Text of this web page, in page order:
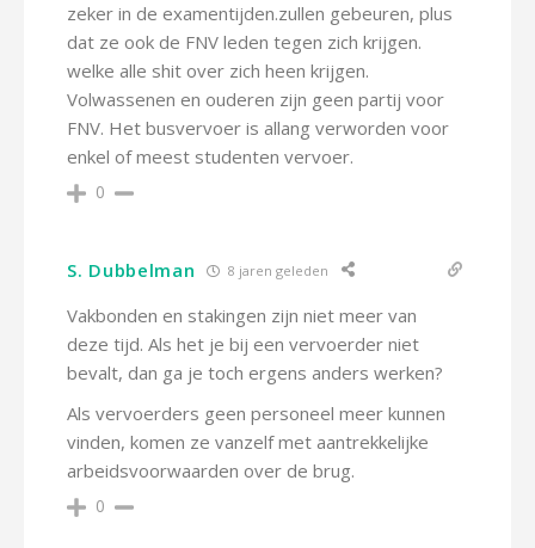
zeker in de examentijden.zullen gebeuren, plus
dat ze ook de FNV leden tegen zich krijgen.
welke alle shit over zich heen krijgen.
Volwassenen en ouderen zijn geen partij voor
FNV. Het busvervoer is allang verworden voor
enkel of meest studenten vervoer.
0
S. Dubbelman 8 jaren geleden
Vakbonden en stakingen zijn niet meer van
deze tijd. Als het je bij een vervoerder niet
bevalt, dan ga je toch ergens anders werken?
Als vervoerders geen personeel meer kunnen
vinden, komen ze vanzelf met aantrekkelijke
arbeidsvoorwaarden over de brug.
0